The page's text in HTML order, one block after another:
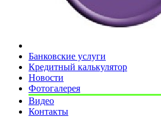
Банковские услуги
Кредитный калькулятор
Новости
Фотогалерея
Видео
Контакты